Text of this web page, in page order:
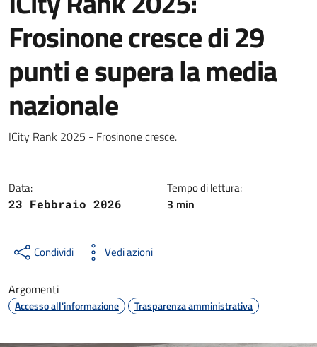
Frosinone cresce di 29
punti e supera la media
nazionale
Dettagli della notizia
ICity Rank 2025 - Frosinone cresce.
Data:
23 Febbraio 2026
Tempo di lettura:
3 min
Condividi Vedi azioni
Argomenti
Accesso all'informazione Trasparenza amministrativa